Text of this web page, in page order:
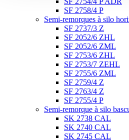
SF 2758/4 P
Semi-remorques à silo
SF 2737/3 Z
SF 2052/6 ZHL
SF 2052/6 ZML
SF 2753/6 ZHL
SF 2753/7 ZEHL
SF 2755/6 ZML
SF 2759/4 Z
SF 2763/4 Z
SF 2755/4 P
Semi-remorque à silo
SK 2738 CAL
SK 2740 CAL
SK 2745 CAL